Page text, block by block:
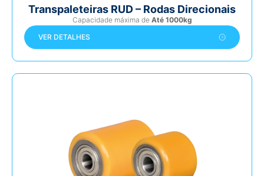
Transpaleteiras RUD – Rodas Direcionais
Capacidade máxima de Até 1000kg
VER DETALHES